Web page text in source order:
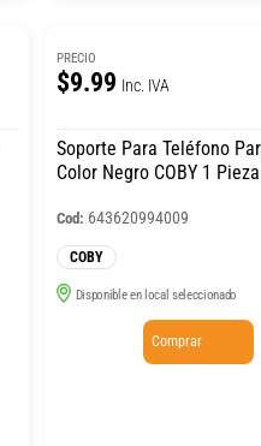
PRECIO
$9.99 Inc. IVA
Soporte Para Teléfono
Color Negro COBY 1 Pieza
Cod: 643620994009
COBY
Disponible en local seleccionado
Comprar